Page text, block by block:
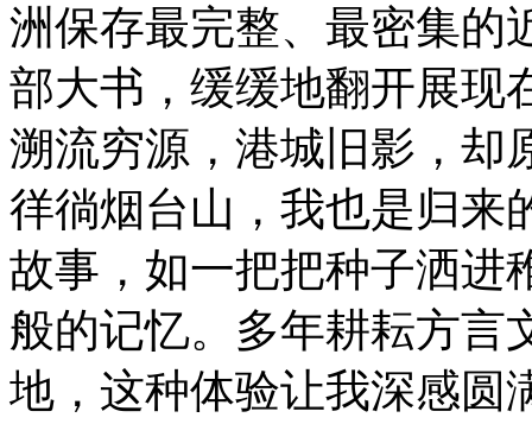
洲保存最完整、最密集的
部大书，缓缓地翻开展现
溯流穷源，港城旧影，却
徉徜烟台山，我也是归来
故事，如一把把种子洒进
般的记忆。多年耕耘方言
地，这种体验让我深感圆